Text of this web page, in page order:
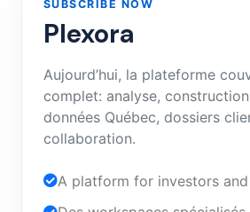
SUBSCRIBE NOW
Plexora
Aujourd’hui, la plateforme
complet: analyse,
données Québec, dossiers
collaboration.
A platform for investors